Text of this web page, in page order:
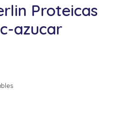
Proteicas
azucar